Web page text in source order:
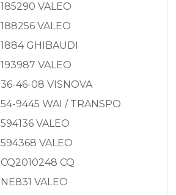
185290 VALEO
188256 VALEO
1884 GHIBAUDI
193987 VALEO
36-46-08 VISNOVA
54-9445 WAI / TRANSPO
594136 VALEO
594368 VALEO
CQ2010248 CQ
NE831 VALEO